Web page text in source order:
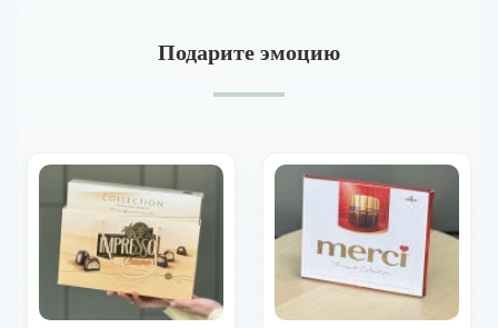
Подарите эмоцию